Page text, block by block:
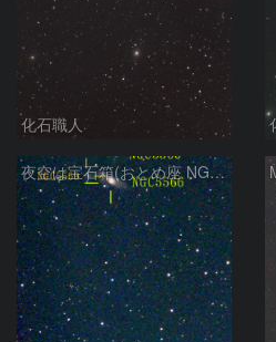
化石職人
夜空は宝石箱(おとめ座 NGC5566) Seestar50